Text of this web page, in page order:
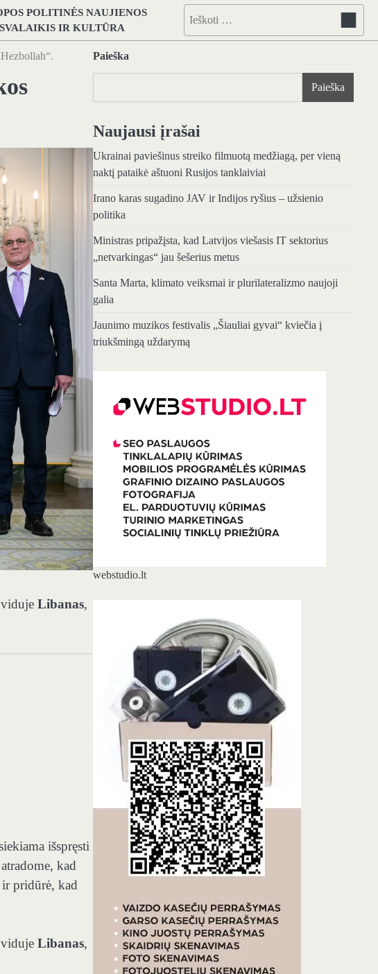
POLITINĖS NAUJIENOS
IR KULTŪRA
Ieškoti:
Libanas,
išspręsti
kad
ir pridūrė, kad
Libanas,
Paieška
Paieška
Naujausi įrašai
Ukrainai paviešinus streiko filmuotą medžiagą, per vieną
naktį pataikė aštuoni Rusijos tanklaiviai
Irano karas sugadino JAV ir Indijos ryšius – užsienio
politika
Ministras pripažįsta, kad Latvijos viešasis IT sektorius
„netvarkingas“ jau šešerius metus
Santa Marta, klimato veiksmai ir plurilateralizmo naujoji
galia
Jaunimo muzikos festivalis „Šiauliai gyvai“ kviečia į
triukšmingą uždarymą
webstudio.lt